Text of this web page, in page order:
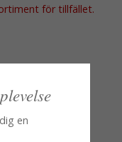
för tillfället.
en